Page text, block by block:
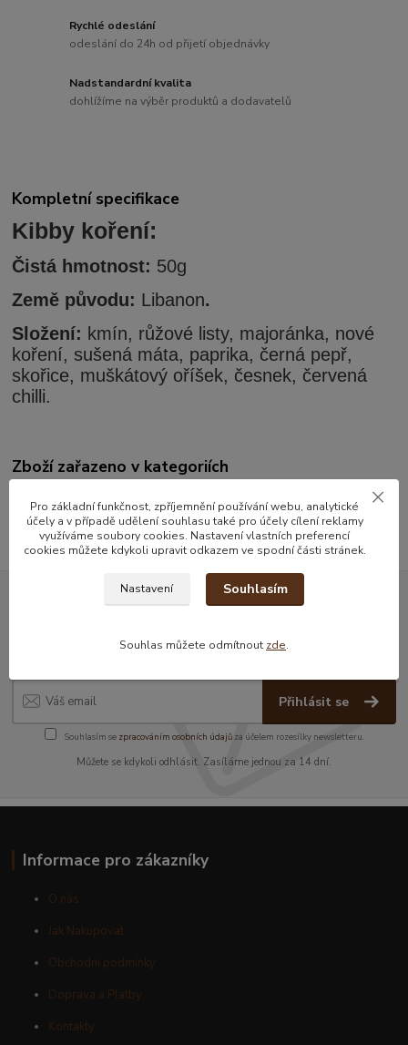
Rychlé odeslání
odeslání do 24h od přijetí objednávky
Nadstandardní kvalita
dohlížíme na výběr produktů a dodavatelů
Kompletní specifikace
Kibby koření:
Čistá hmotnost: 50g
Země původu: Libanon.
Složení: kmín, růžové listy, majoránka, nové
koření, sušená máta, paprika, černá pepř,
skořice, muškátový oříšek, česnek, červená
chilli.
Zboží zařazeno v kategoriích
Koření
Nepropásněte novinky, akce a
slevy!
Přihlásit se
Souhlasím se zpracováním osobních údajůza účelem rozesílky newsletteru.
Můžete se kdykoli odhlásit. Zasíláme jednou za 14 dní.
Informace pro zákazníky
O nás
Jak Nakupovat
Obchodní podmínky
Doprava a Platby
Kontakty
Pro základní funkčnost, zpříjemnění používání webu, analytické
účely a v případě udělení souhlasu také pro účely cílení reklamy
využíváme soubory cookies. Nastavení vlastních preferencí
cookies můžete kdykoli upravit odkazem ve spodní části stránek.
Nastavení Souhlasím
Souhlas můžete odmítnout zde.